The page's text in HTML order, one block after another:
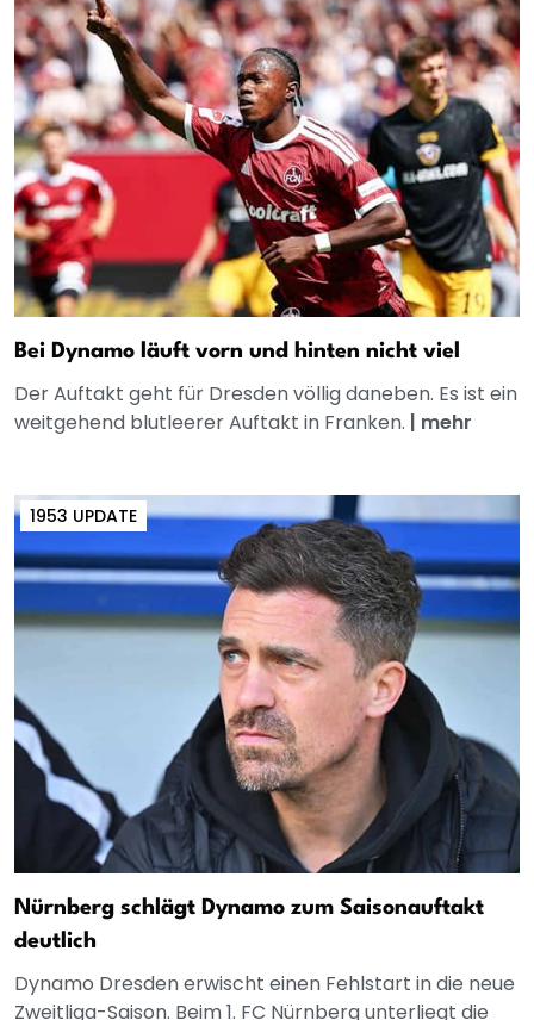
Bei Dynamo läuft vorn und hinten nicht viel
Der Auftakt geht für Dresden völlig daneben. Es ist ein
weitgehend blutleerer Auftakt in Franken. | mehr
1953 UPDATE
Nürnberg schlägt Dynamo zum Saisonauftakt
deutlich
Dynamo Dresden erwischt einen Fehlstart in die neue
Zweitliga-Saison. Beim 1. FC Nürnberg unterliegt die